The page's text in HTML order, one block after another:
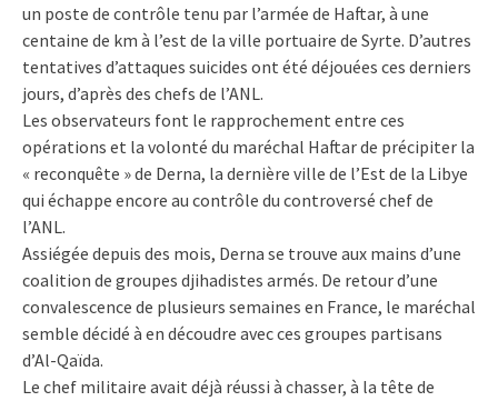
un poste de contrôle tenu par l’armée de Haftar, à une
centaine de km à l’est de la ville portuaire de Syrte. D’autres
tentatives d’attaques suicides ont été déjouées ces derniers
jours, d’après des chefs de l’ANL.
Les observateurs font le rapprochement entre ces
opérations et la volonté du maréchal Haftar de précipiter la
« reconquête » de Derna, la dernière ville de l’Est de la Libye
qui échappe encore au contrôle du controversé chef de
l’ANL.
Assiégée depuis des mois, Derna se trouve aux mains d’une
coalition de groupes djihadistes armés. De retour d’une
convalescence de plusieurs semaines en France, le maréchal
semble décidé à en découdre avec ces groupes partisans
d’Al-Qaïda.
Le chef militaire avait déjà réussi à chasser, à la tête de